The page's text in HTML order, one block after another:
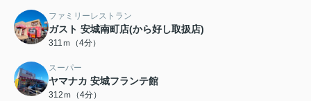
ファミリーレストラン
ガスト 安城南町店(から好し取扱店)
311ｍ（4分）
スーパー
ヤマナカ 安城フランテ館
312ｍ（4分）